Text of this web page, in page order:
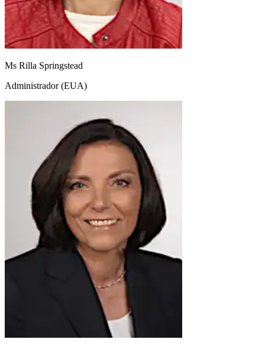
Ms Rilla Springstead
Administrador (EUA)